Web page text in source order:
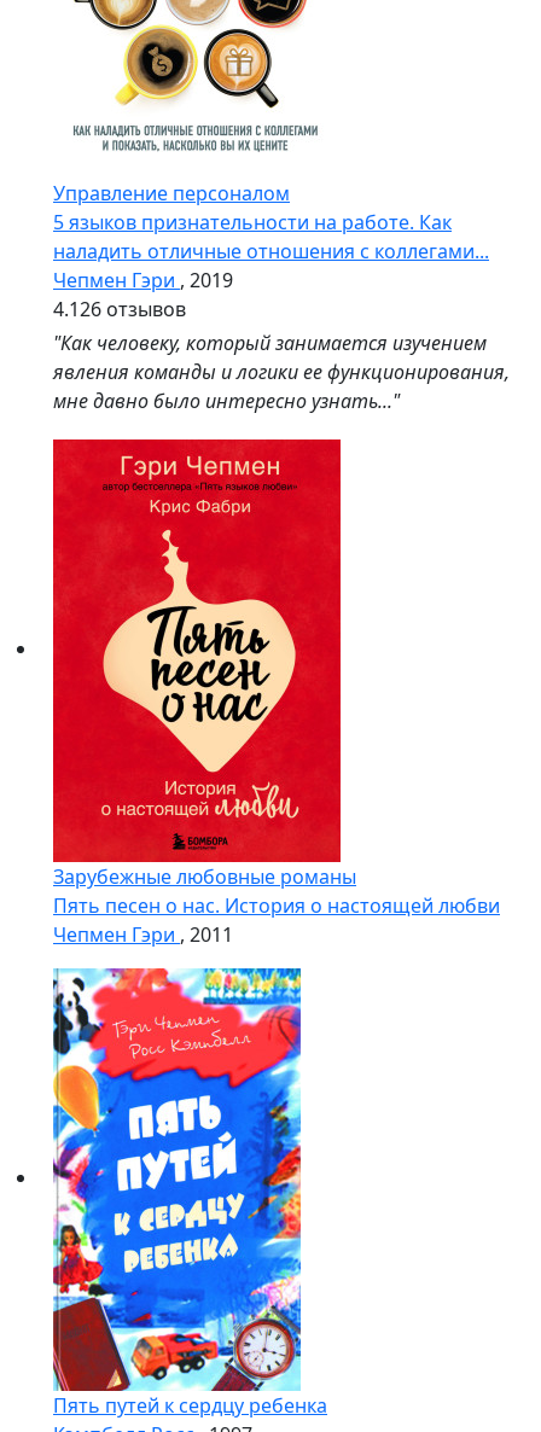
Управление персоналом
5 языков признательности на работе. Как
наладить отличные отношения с коллегами...
Чепмен Гэри , 2019
4.126 отзывов
"Как человеку, который занимается изучением
явления команды и логики ее функционирования,
мне давно было интересно узнать..."
Зарубежные любовные романы
Пять песен о нас. История о настоящей любви
Чепмен Гэри , 2011
Пять путей к сердцу ребенка